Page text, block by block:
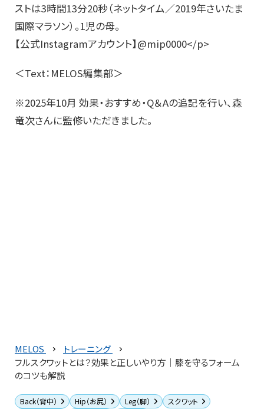
ストは3時間13分20秒（ネットタイム／2019年さいたま
国際マラソン）。1児の母。
【公式Instagramアカウント】@mip0000</p>
＜Text：MELOS編集部＞
※2025年10月 効果・おすすめ・Q＆Aの追記を行い、森
竜次さんに監修いただきました。
MELOS
トレーニング
フルスクワットとは？効果と正しいやり方｜膝を守るフォーム
のコツも解説
Back（背中） Hip（お尻） Leg（脚） スクワット